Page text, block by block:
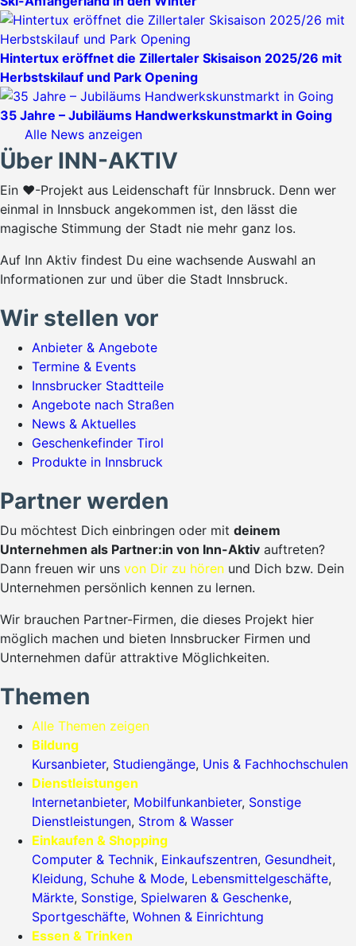
Hintertux eröffnet die Zillertaler Skisaison 2025/26 mit
Herbstskilauf und Park Opening
35 Jahre – Jubiläums Handwerkskunstmarkt in Going
Alle News anzeigen
Über INN-AKTIV
Ein ♥-Projekt aus Leidenschaft für Innsbruck. Denn wer
einmal in Innsbuck angekommen ist, den lässt die
magische Stimmung der Stadt nie mehr ganz los.
Auf Inn Aktiv findest Du eine wachsende Auswahl an
Informationen zur und über die Stadt Innsbruck.
Wir stellen vor
Anbieter & Angebote
Termine & Events
Innsbrucker Stadtteile
Angebote nach Straßen
News & Aktuelles
Geschenkefinder Tirol
Produkte in Innsbruck
Partner werden
Du möchtest Dich einbringen oder mit deinem
Unternehmen als Partner:in von Inn-Aktiv auftreten?
Dann freuen wir uns von Dir zu hören und Dich bzw. Dein
Unternehmen persönlich kennen zu lernen.
Wir brauchen Partner-Firmen, die dieses Projekt hier
möglich machen und bieten Innsbrucker Firmen und
Unternehmen dafür attraktive Möglichkeiten.
Themen
Alle Themen zeigen
Bildung
Kursanbieter, Studiengänge, Unis & Fachhochschulen
Dienstleistungen
Internetanbieter, Mobilfunkanbieter, Sonstige
Dienstleistungen, Strom & Wasser
Einkaufen & Shopping
Computer & Technik, Einkaufszentren, Gesundheit,
Kleidung, Schuhe & Mode, Lebensmittelgeschäfte,
Märkte, Sonstige, Spielwaren & Geschenke,
Sportgeschäfte, Wohnen & Einrichtung
Essen & Trinken